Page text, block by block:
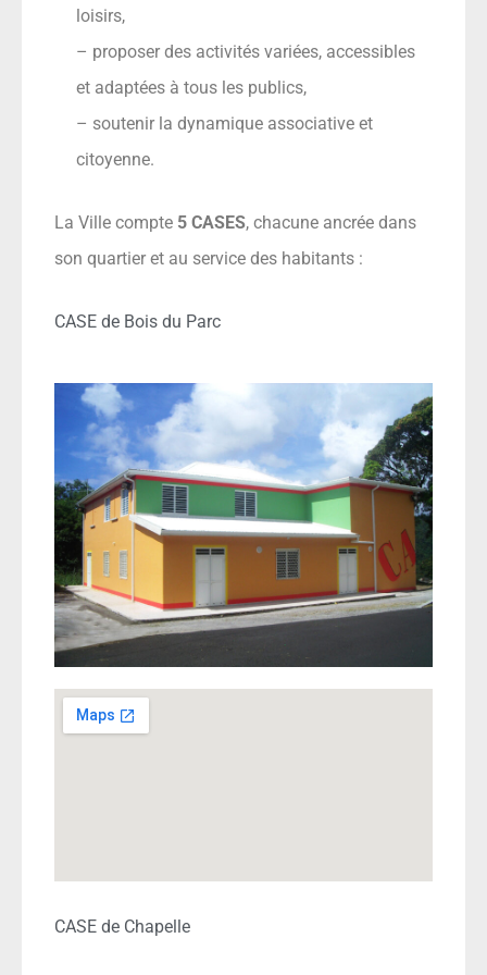
loisirs,
– proposer des activités variées, accessibles
et adaptées à tous les publics,
– soutenir la dynamique associative et
citoyenne.
La Ville compte 5 CASES, chacune ancrée dans
son quartier et au service des habitants :
CASE de Bois du Parc
CASE de Chapelle